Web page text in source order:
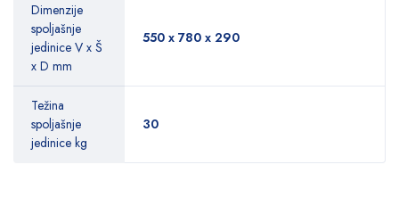
Dimenzije
spoljašnje
jedinice V x Š
x D mm
550 x 780 x 290
Težina
spoljašnje
jedinice kg
30